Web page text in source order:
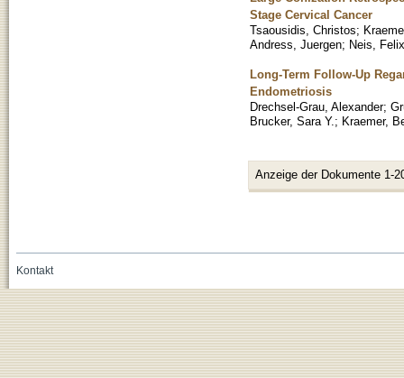
Stage Cervical Cancer
Tsaousidis, Christos;
Andress, Juergen; Neis, Felix
Long-Term Follow-Up
Endometriosis
Drechsel-Grau, Alexander;
Brucker, Sara Y. ; Kraemer,
Anzeige der Dokumente 1-
Kontakt